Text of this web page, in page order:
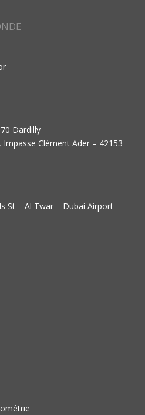
Dardilly
Impasse Clément Ader – 42153
St – Al Twar – Dubai Airport